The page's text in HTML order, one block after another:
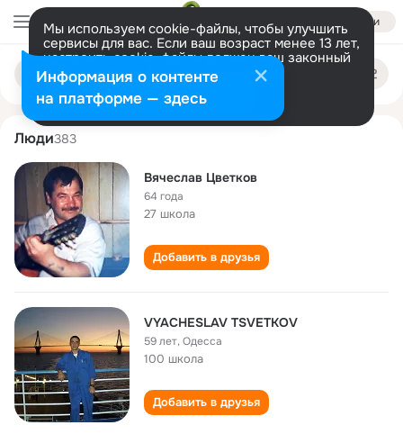
Войти
Мы используем cookie-файлы, чтобы улучшить
сервисы для вас. Если ваш возраст менее 13 лет,
настроить cookie-файлы должен ваш законный
представитель. Больше информации
Разрешить все Настроить
Поиск
людям
vyacheslav tsvetkov
Люди383
Вячеслав Цветков
64 года
27 школа
Добавить в друзья
VYACHESLAV TSVETKOV
59 лет,Одесса
100 школа
Добавить в друзья
Информация о контенте
на платформе — здесь